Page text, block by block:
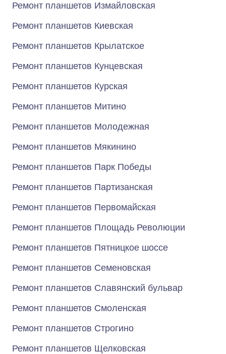
Ремонт планшетов Измайловская
Ремонт планшетов Киевская
Ремонт планшетов Крылатское
Ремонт планшетов Кунцевская
Ремонт планшетов Курская
Ремонт планшетов Митино
Ремонт планшетов Молодежная
Ремонт планшетов Мякинино
Ремонт планшетов Парк Победы
Ремонт планшетов Партизанская
Ремонт планшетов Первомайская
Ремонт планшетов Площадь Революции
Ремонт планшетов Пятницкое шоссе
Ремонт планшетов Семеновская
Ремонт планшетов Славянский бульвар
Ремонт планшетов Смоленская
Ремонт планшетов Строгино
Ремонт планшетов Щелковская